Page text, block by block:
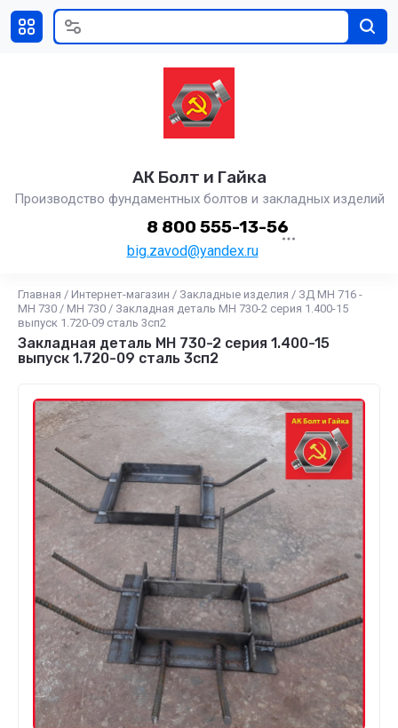
АК Болт и Гайка
Производство фундаментных болтов и закладных изделий
big.zavod@yandex.ru
8 800 555-13-56
Главная / Интернет-магазин / Закладные изделия / ЗД МН 716 -
МН 730 / МН 730 / Закладная деталь МН 730-2 серия 1.400-15
выпуск 1.720-09 сталь 3сп2
Закладная деталь МН 730-2 серия 1.400-15
выпуск 1.720-09 сталь 3сп2